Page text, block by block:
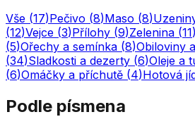
Vše (17)Pečivo (8)Maso (8)
(12)Vejce (3)Přílohy (9)Zelenina (11)
(5)Ořechy a semínka (8)Obiloviny
(34)Sladkosti a dezerty (6)Oleje a
(6)Omáčky a příchutě (4)Hotová
Podle písmena